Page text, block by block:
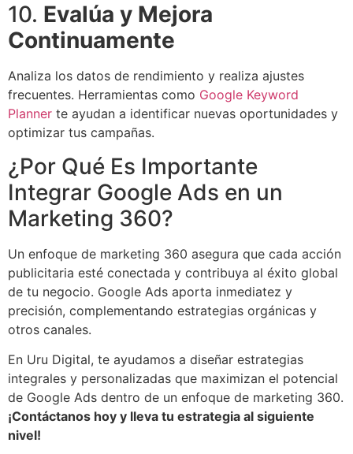
10. Evalúa y Mejora
Continuamente
Analiza los datos de rendimiento y realiza ajustes
frecuentes. Herramientas como Google Keyword
Planner te ayudan a identificar nuevas oportunidades y
optimizar tus campañas.
¿Por Qué Es Importante
Integrar Google Ads en un
Marketing 360?
Un enfoque de marketing 360 asegura que cada acción
publicitaria esté conectada y contribuya al éxito global
de tu negocio. Google Ads aporta inmediatez y
precisión, complementando estrategias orgánicas y
otros canales.
En Uru Digital, te ayudamos a diseñar estrategias
integrales y personalizadas que maximizan el potencial
de Google Ads dentro de un enfoque de marketing 360.
¡Contáctanos hoy y lleva tu estrategia al siguiente
nivel!